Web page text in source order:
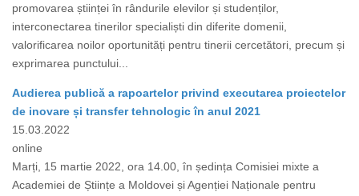
promovarea științei în rândurile elevilor și studenților,
interconectarea tinerilor specialiști din diferite domenii,
valorificarea noilor oportunități pentru tinerii cercetători, precum și
exprimarea punctului...
Audierea publică a rapoartelor privind executarea proiectelor
de inovare și transfer tehnologic în anul 2021
15.03.2022
online
Marți, 15 martie 2022, ora 14.00, în ședința Comisiei mixte a
Academiei de Științe a Moldovei și Agenției Naționale pentru